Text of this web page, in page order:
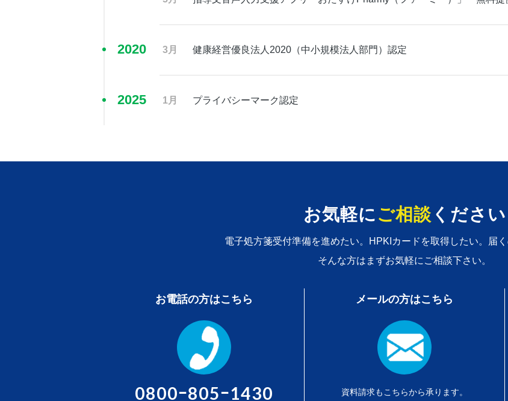
2020 3月 健康経営優良法人2020（中小規模法人部門）認定
2025 1月 プライバシーマーク認定
お気軽にご相談 ください
電子処方箋受付準備を進めたい。
HPKIカードを取得したい。届く
そんな方はまずお気軽にご相談下さい。
お電話の方はこちら
0800ｰ805ｰ1430
メールの方はこちら
資料請求もこちらから承ります。